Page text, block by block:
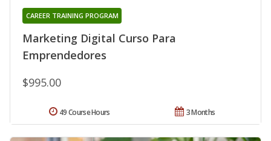
Marketing Digital Curso Para
Emprendedores
CAREER TRAINING PROGRAM
$995.00
3 Months
49 Course Hours